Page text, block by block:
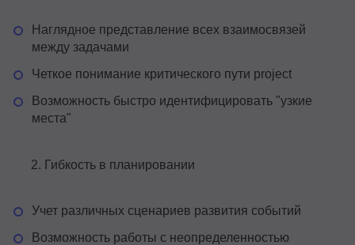
Наглядное представление всех взаимосвязей
между задачами
Четкое понимание критического пути project
Возможность быстро идентифицировать "узкие
места"
Гибкость в планировании
Учет различных сценариев развития событий
Возможность работы с неопределенностью